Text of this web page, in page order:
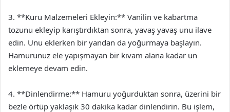
3. **Kuru Malzemeleri Ekleyin:** Vanilin ve kabartma
tozunu ekleyip karıştırdıktan sonra, yavaş yavaş unu ilave
edin. Unu eklerken bir yandan da yoğurmaya başlayın.
Hamurunuz ele yapışmayan bir kıvam alana kadar un
eklemeye devam edin.
4. **Dinlendirme:** Hamuru yoğurduktan sonra, üzerini bir
bezle örtüp yaklaşık 30 dakika kadar dinlendirin. Bu işlem,